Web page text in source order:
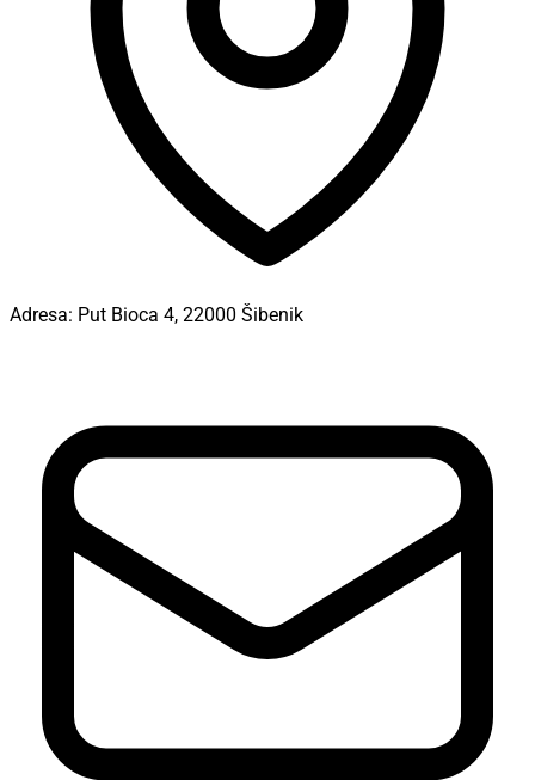
Adresa: Put Bioca 4, 22000 Šibenik